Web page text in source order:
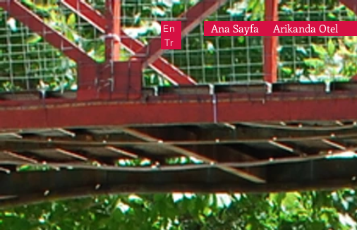
En
Tr
Ana Sayfa Arikanda Otel